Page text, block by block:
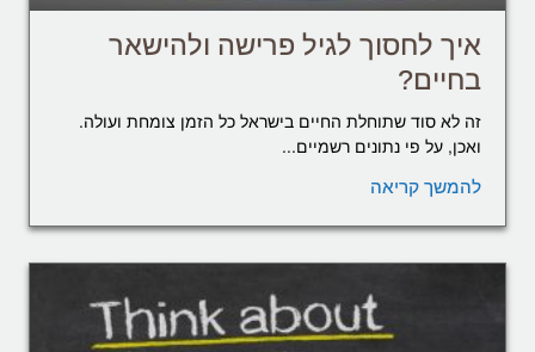
איך לחסוך לגיל פרישה ולהישאר
בחיים?
זה לא סוד שתוחלת החיים בישראל כל הזמן צומחת ועולה.
ואכן, על פי נתונים רשמיים...
להמשך קריאה